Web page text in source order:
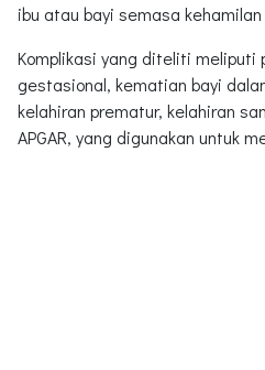
ibu atau bayi semasa
Komplikasi yang diteliti meliputi
gestasional, kematian bayi
kelahiran prematur, kelahiran
APGAR, yang digunakan untuk